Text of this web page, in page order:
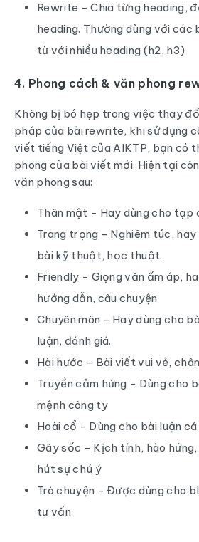
Rewrite - Chia từng heading,
heading. Thường dùng với các
từ với nhiều heading (h2, h3)
4. Phong cách & văn phong
Không bị bó hẹp trong việc thay
pháp của bài rewrite, khi sử dụng
viết tiếng Việt của AIKTP, bạn có
phong của bài viết mới. Hiện tại
văn phong sau:
Thân mật - Hay dùng cho tạp
Trang trọng - Nghiêm túc,
bài kỹ thuật, học thuật.
Friendly - Giọng văn ấm áp,
hướng dẫn, câu chuyện
Chuyên môn - Hay dùng cho
luận, đánh giá.
Hài hước - Bài viết vui vẻ,
Truyền cảm hứng - Dùng cho
mệnh công ty
Hoài cổ - Dùng cho bài luận cá
Gây sốc - Kịch tính, hào hứng,
hút sự chú ý
Trò chuyện - Được dùng cho
tư vấn